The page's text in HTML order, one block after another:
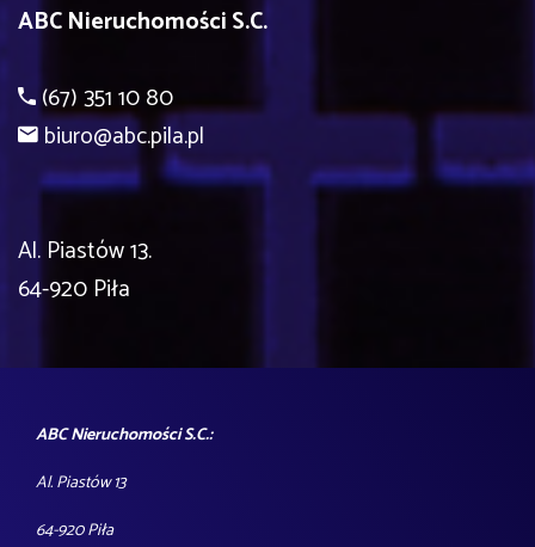
ABC Nieruchomości S.C.
(67) 351 10 80
biuro@abc.pila.pl
Al. Piastów 13.
64-920 Piła
ABC Nieruchomości S.C.:
Al. Piastów 13
64-920 Piła